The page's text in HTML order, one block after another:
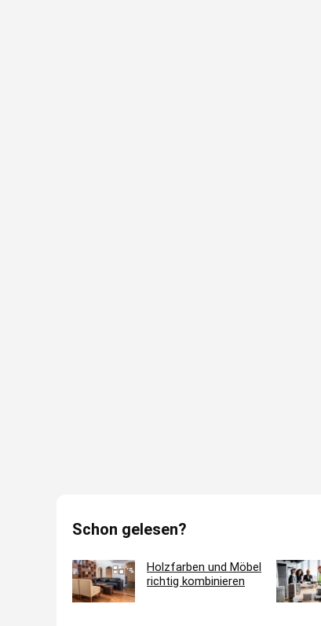
Schon gelesen?
Holzfarben und Möbel
richtig kombinieren